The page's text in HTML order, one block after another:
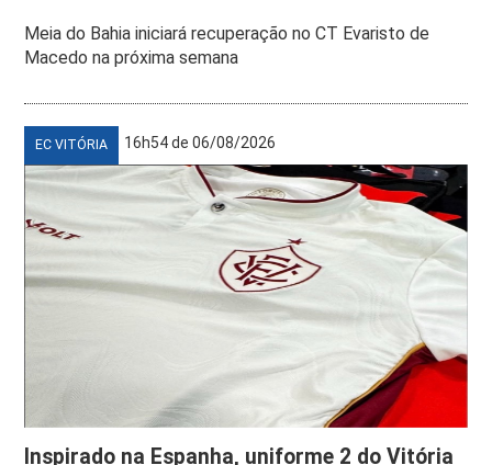
Meia do Bahia iniciará recuperação no CT Evaristo de
Macedo na próxima semana
EC VITÓRIA 16h54 de 06/08/2026
Inspirado na Espanha, uniforme 2 do Vitória